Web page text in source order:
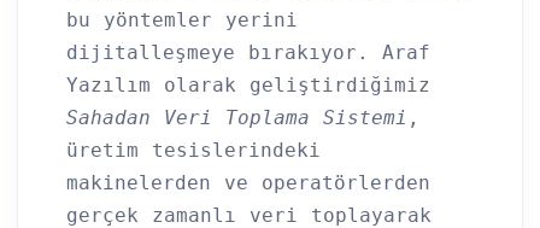
bu yöntemler yerini
dijitalleşmeye bırakıyor. Araf
Yazılım olarak geliştirdiğimiz
Sahadan Veri Toplama Sistemi ,
üretim tesislerindeki
makinelerden ve operatörlerden
gerçek zamanlı veri toplayarak